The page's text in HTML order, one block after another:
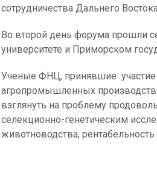
сотрудничества Дальнего
Во второй день форума прошли
университете и Приморском
Ученые ФНЦ, принявшие
агропромышленных
взглянуть на проблему
селекционно-генетическим
животноводства,